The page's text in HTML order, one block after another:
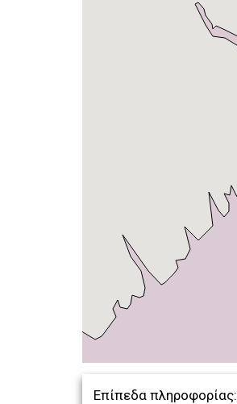
Επίπεδα πληροφορίας: